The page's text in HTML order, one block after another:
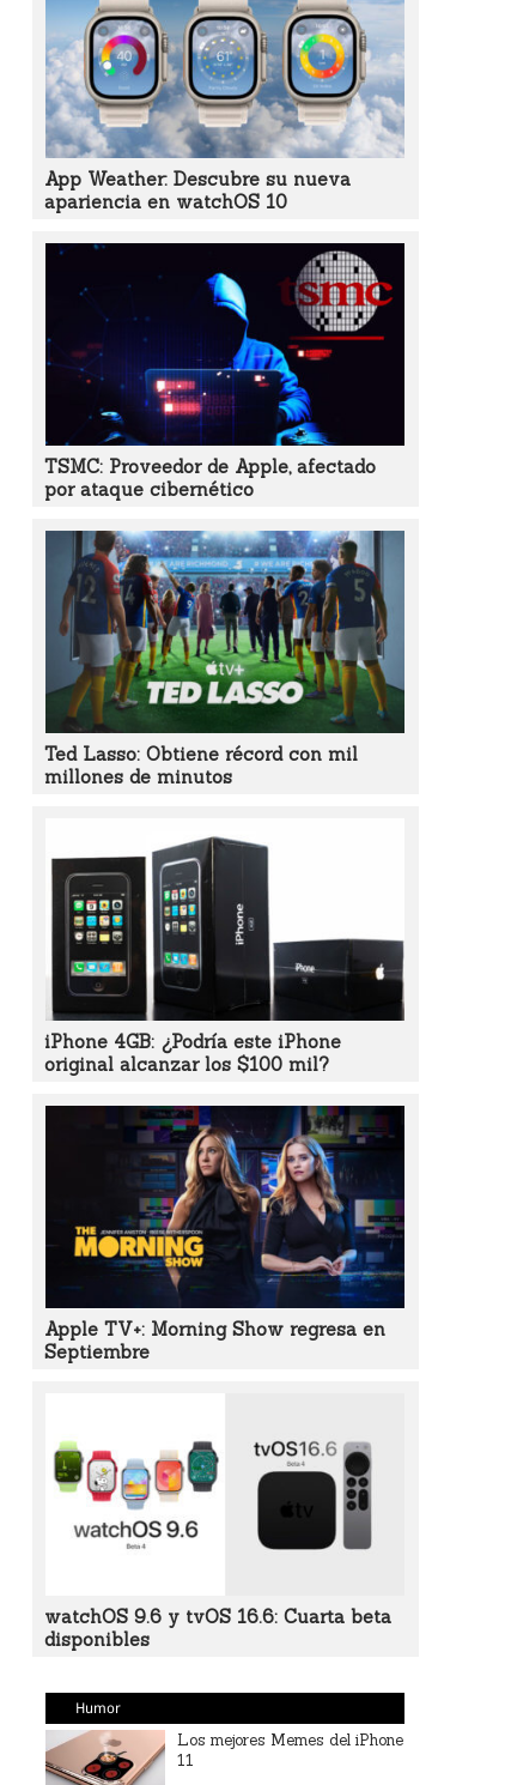
App Weather: Descubre su nueva
apariencia en watchOS 10
TSMC: Proveedor de Apple, afectado
por ataque cibernético
Ted Lasso: Obtiene récord con mil
millones de minutos
iPhone 4GB: ¿Podría este iPhone
original alcanzar los $100 mil?
Apple TV+: Morning Show regresa en
Septiembre
watchOS 9.6 y tvOS 16.6: Cuarta beta
disponibles
Humor
Los mejores Memes del iPhone
11